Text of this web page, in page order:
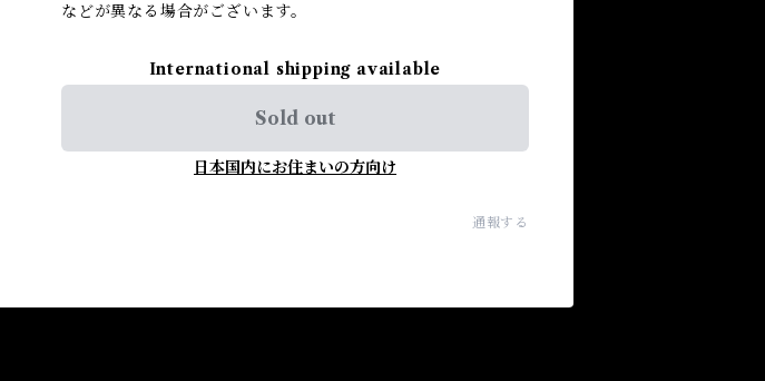
などが異なる場合がございます。
International shipping available
Sold out
日本国内にお住まいの方向け
通報する